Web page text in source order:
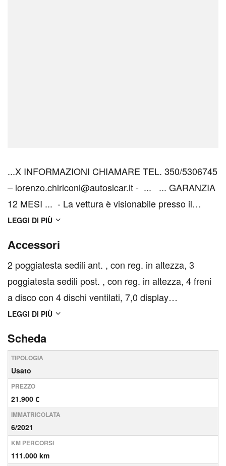
...X INFORMAZIONI CHIAMARE TEL. 350/5306745
– lorenzo.chiriconi@autosicar.it - ... ... GARANZIA
12 MESI ... - La vettura è visionabile presso il
nostro Salone di Lucca, in Viale Luporini 1411. Per
contattarci al numero 350/530674...
LEGGI DI PIÙ
Accessori
2 poggiatesta sedili ant. , con reg. in altezza, 3
poggiatesta sedili post. , con reg. in altezza, 4 freni
a disco con 4 dischi ventilati, 7,0 display
multifunzionale Pannello strumenti 1 e 17,8, 8,8
rotella e 22,4, 8 altoparlanti, ABS, Airbag anterio...
LEGGI DI PIÙ
Scheda
TIPOLOGIA
Usato
PREZZO
21.900 €
IMMATRICOLATA
6/2021
KM PERCORSI
111.000 km